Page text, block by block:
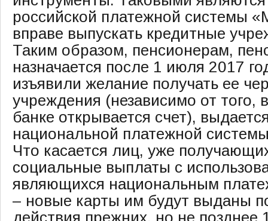
российской платежной системы
вправе выпускать кредитные
Таким образом, пенсионерам,
назначается после 1 июля 2017
изъявили желание получать ее
учреждения (независимо от того,
банке открывается счет),
национальной платежной
Что касается лиц, уже
социальные выплаты с
являющихся национальным
– новые карты им будут выданы